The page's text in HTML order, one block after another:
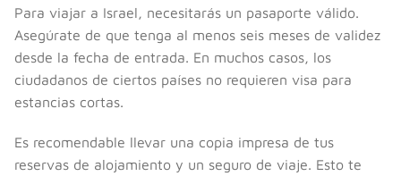
Para viajar a Israel, necesitarás un pasaporte válido.
Asegúrate de que tenga al menos seis meses de validez
desde la fecha de entrada. En muchos casos, los
ciudadanos de ciertos países no requieren visa para
estancias cortas.
Es recomendable llevar una copia impresa de tus
reservas de alojamiento y un seguro de viaje. Esto te